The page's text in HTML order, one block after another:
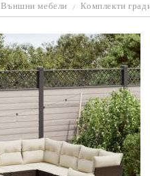
Външни мебели Комплекти